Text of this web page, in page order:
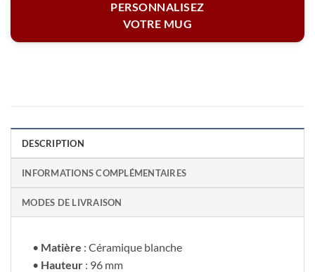
PERSONNALISEZ
VOTRE MUG
DESCRIPTION
INFORMATIONS COMPLÉMENTAIRES
MODES DE LIVRAISON
• Matière : Céramique blanche
• Hauteur : 96 mm